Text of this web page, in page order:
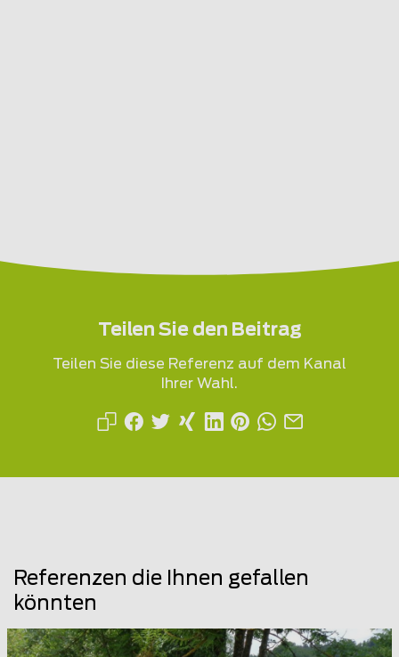
Teilen Sie den Beitrag
Teilen Sie diese Referenz auf dem Kanal
Ihrer Wahl.
Referenzen die Ihnen gefallen
könnten